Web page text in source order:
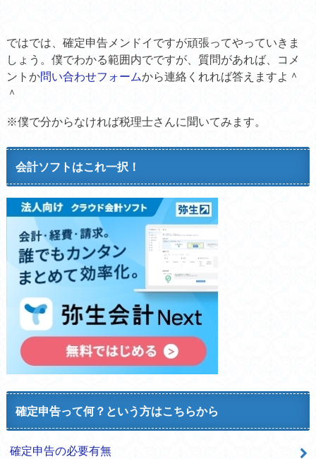
ではでは、確定申告メンドイですが頑張ってやっていきま
しょう。僕でわかる範囲内でですが、質問があれば、コメ
ントか問い合わせフォームから連絡くれれば答えますよ＾
＾
※僕で分からなければ税理士さんに聞いてみます。
会計ソフトはこれ一択！
確定申告って何？という方はこちらから
確定申告の必要有無